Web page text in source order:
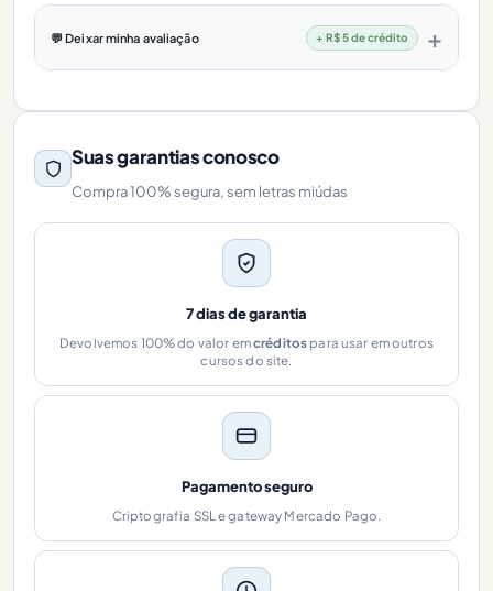
💬 Deixar minha avaliação + R$ 5 de crédito
Suas garantias conosco
Compra 100% segura, sem letras miúdas
7 dias de garantia
Devolvemos 100% do valor emcréditos para usar em outros
cursos do site.
Pagamento seguro
Criptografia SSL e gateway Mercado Pago.